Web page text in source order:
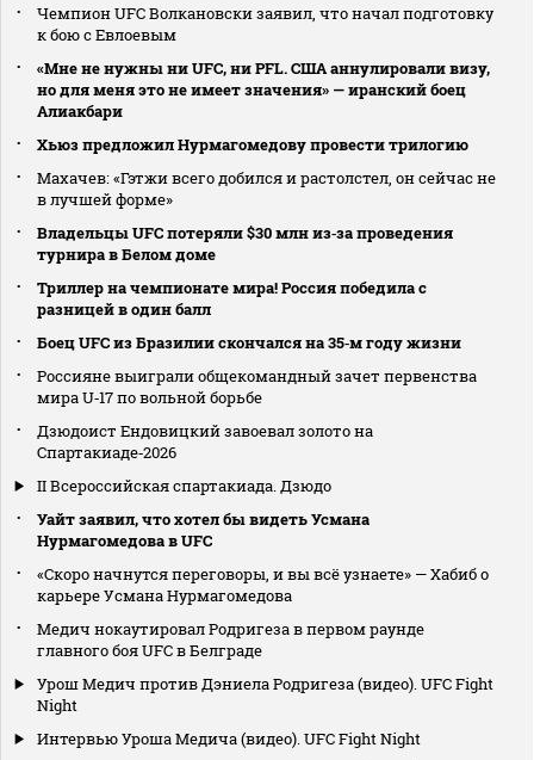
Чемпион UFC Волкановски заявил, что начал подготовку
к бою с Евлоевым
«Мне не нужны ни UFC, ни PFL. США аннулировали визу,
но для меня это не имеет значения» — иранский боец
Алиакбари
Хьюз предложил Нурмагомедову провести трилогию
Махачев: «Гэтжи всего добился и растолстел, он сейчас не
в лучшей форме»
Владельцы UFC потеряли $30 млн из‑за проведения
турнира в Белом доме
Триллер на чемпионате мира! Россия победила с
разницей в один балл
Боец UFC из Бразилии скончался на 35‑м году жизни
Россияне выиграли общекомандный зачет первенства
мира U‑17 по вольной борьбе
Дзюдоист Ендовицкий завоевал золото на
Спартакиаде‑2026
II Всероссийская спартакиада. Дзюдо
Уайт заявил, что хотел бы видеть Усмана
Нурмагомедова в UFC
«Скоро начнутся переговоры, и вы всё узнаете» — Хабиб о
карьере Усмана Нурмагомедова
Медич нокаутировал Родригеза в первом раунде
главного боя UFC в Белграде
Урош Медич против Дэниела Родригеза (видео). UFC Fight
Night
Интервью Уроша Медича (видео). UFC Fight Night